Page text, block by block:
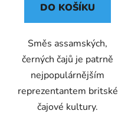
DO KOŠÍKU
Směs assamských,
černých čajů je patrně
nejpopulárnějším
reprezentantem britské
čajové kultury.